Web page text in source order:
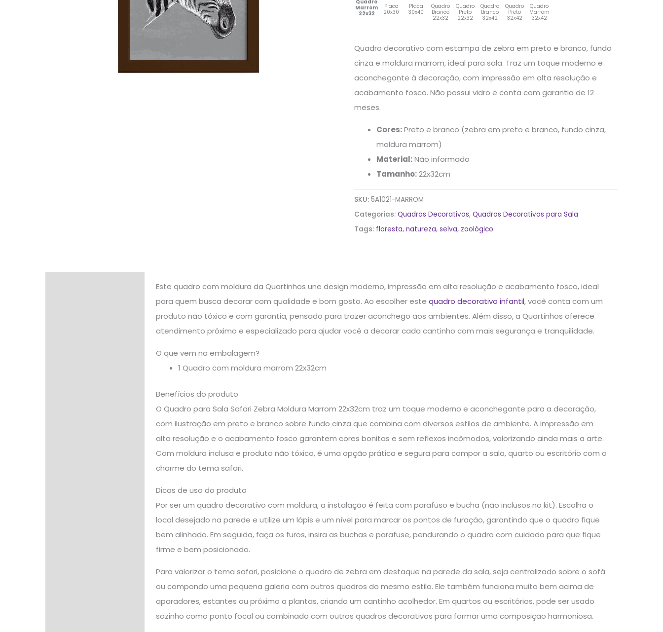
Quadro
Marrom
22x32
Placa
20x30
Placa
30x40
Quadro
Branco
22x32
Quadro
Preto
22x32
Quadro
Branco
32x42
Quadro
Preto
32x42
Quadro
Marrom
32x42
Quadro decorativo com estampa de zebra em preto e branco, fundo
cinza e moldura marrom, ideal para sala. Traz um toque moderno e
aconchegante à decoração, com impressão em alta resolução e
acabamento fosco. Não possui vidro e conta com garantia de 12
meses.
Cores:Preto e branco (zebra em preto e branco, fundo cinza,
moldura marrom)
Material:Não informado
Tamanho:22x32cm
SKU:5A1021-MARROM
Categorias:Quadros Decorativos,Quadros Decorativos para Sala
Tags: floresta,natureza,selva, zoológico
Este quadro com moldura da Quartinhos une design moderno, impressão em alta resolução e acabamento fosco, ideal
para quem busca decorar com qualidade e bom gosto. Ao escolher este quadro decorativo infantil, você conta com um
produto não tóxico e com garantia, pensado para trazer aconchego aos ambientes. Além disso, a Quartinhos oferece
atendimento próximo e especializado para ajudar você a decorar cada cantinho com mais segurança e tranquilidade.
O que vem na embalagem?
1 Quadro com moldura marrom 22x32cm
Benefícios do produto
O Quadro para Sala Safari Zebra Moldura Marrom 22x32cm traz um toque moderno e aconchegante para a decoração,
com ilustração em preto e branco sobre fundo cinza que combina com diversos estilos de ambiente. A impressão em
alta resolução e o acabamento fosco garantem cores bonitas e sem reflexos incômodos, valorizando ainda mais a arte.
Com moldura inclusa e produto não tóxico, é uma opção prática e segura para compor a sala, quarto ou escritório com o
charme do tema safari.
Dicas de uso do produto
Por ser um quadro decorativo com moldura, a instalação é feita com parafuso e bucha (não inclusos no kit). Escolha o
local desejado na parede e utilize um lápis e um nível para marcar os pontos de furação, garantindo que o quadro fique
bem alinhado. Em seguida, faça os furos, insira as buchas e parafuse, pendurando o quadro com cuidado para que fique
firme e bem posicionado.
Para valorizar o tema safari, posicione o quadro de zebra em destaque na parede da sala, seja centralizado sobre o sofá
ou compondo uma pequena galeria com outros quadros do mesmo estilo. Ele também funciona muito bem acima de
aparadores, estantes ou próximo a plantas, criando um cantinho acolhedor. Em quartos ou escritórios, pode ser usado
sozinho como ponto focal ou combinado com outros quadros decorativos para formar uma composição harmoniosa.